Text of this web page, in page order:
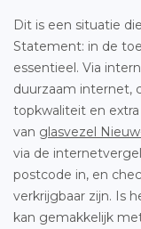
Dit is een situatie
Statement: in de
essentieel. Via
duurzaam internet,
topkwaliteit en
van glasvezel
via de
postcode in, en
verkrijgbaar zijn. Is
kan gemakkelijk